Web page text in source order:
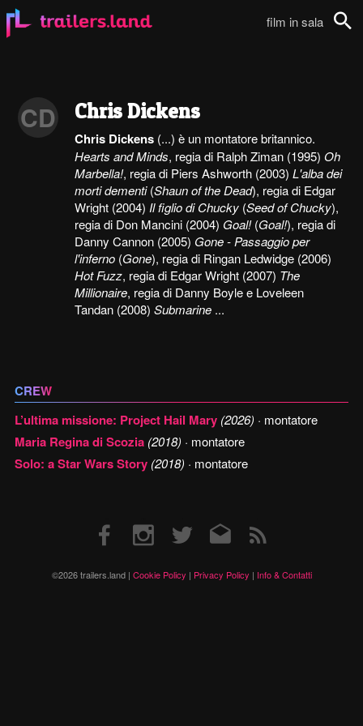
film in sala
CD Chris Dickens
Chris Dickens (...) è un montatore britannico.
Hearts and Minds, regia di Ralph Ziman (1995)Oh
Marbella!, regia di Piers Ashworth (2003)L'alba dei
morti dementi(Shaun of the Dead), regia di Edgar
Wright (2004) Il figlio di Chucky (Seed of Chucky),
regia di Don Mancini (2004) Goal!(Goal!), regia di
Danny Cannon (2005) Gone - Passaggio per
l'inferno (Gone), regia di Ringan Ledwidge (2006)
Hot Fuzz, regia di Edgar Wright (2007) The
Millionaire, regia di Danny Boyle e Loveleen
Tandan (2008)Submarine ...
CREW
L’ultima missione: Project Hail Mary (2026) · montatore
Maria Regina di Scozia (2018) · montatore
Solo: a Star Wars Story (2018) · montatore
©2026 trailers.land | Cookie Policy | Privacy Policy | Info & Contatti